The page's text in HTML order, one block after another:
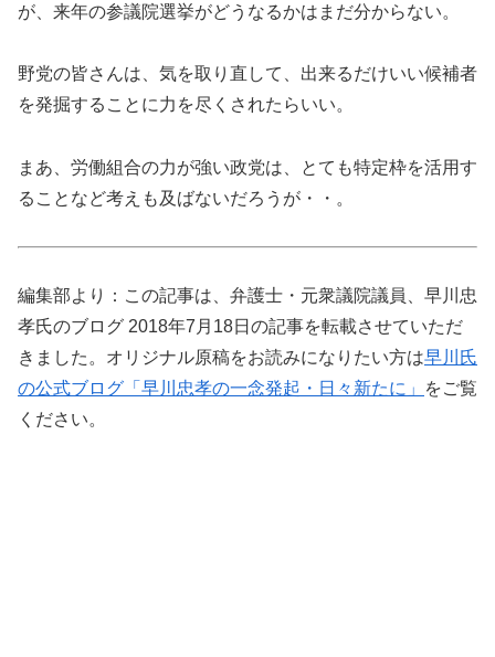
が、来年の参議院選挙がどうなるかはまだ分からない。
野党の皆さんは、気を取り直して、出来るだけいい候補者
を発掘することに力を尽くされたらいい。
まあ、労働組合の力が強い政党は、とても特定枠を活用す
ることなど考えも及ばないだろうが・・。
編集部より：この記事は、弁護士・元衆議院議員、早川忠
孝氏のブログ 2018年7月18日の記事を転載させていただ
きました。オリジナル原稿をお読みになりたい方は早川氏
の公式ブログ「早川忠孝の一念発起・日々新たに」
をご覧
ください。